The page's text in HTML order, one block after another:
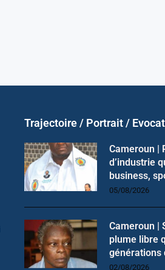
Trajectoire / Portrait /
Cameroun |
d’industrie
business,
05/08/2026
Cameroun |
plume libre
générations
02/08/2026